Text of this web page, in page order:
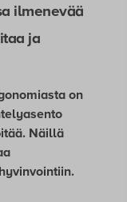
ilmenevää
ja
on
Näillä